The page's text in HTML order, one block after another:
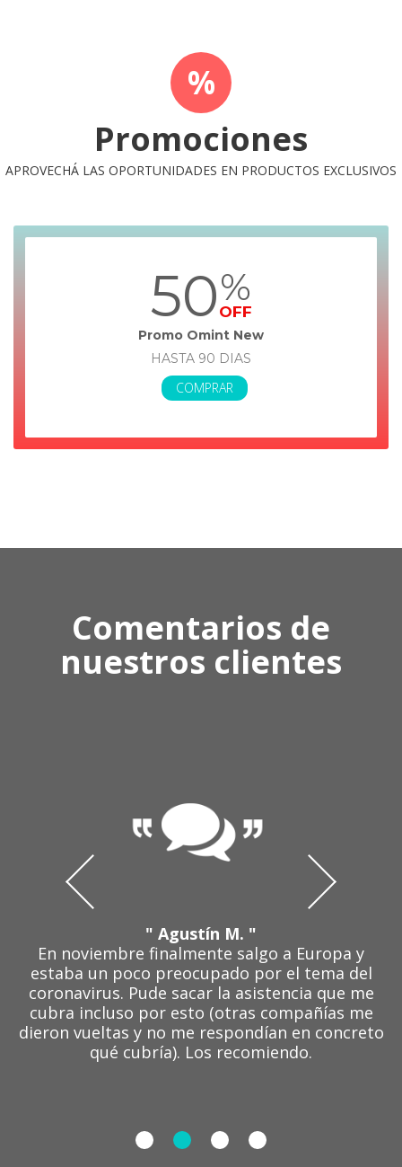
%
Promociones
APROVECHÁ LAS OPORTUNIDADES EN PRODUCTOS EXCLUSIVOS
50%
OFF
Promo Omint New
HASTA 90 DIAS
COMPRAR
Comentarios de
nuestros clientes
" Agustín M. "
En noviembre finalmente salgo a Europa y
estaba un poco preocupado por el tema del
coronavirus. Pude sacar la asistencia que me
cubra incluso por esto (otras compañías me
dieron vueltas y no me respondían en concreto
qué cubría). Los recomiendo.